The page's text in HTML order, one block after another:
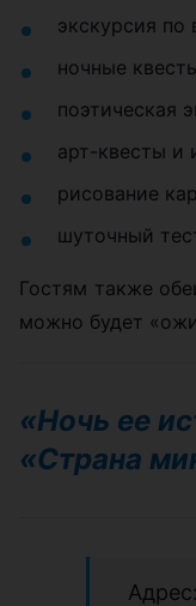
экскурсия по
ночные
поэтическая
арт-квесты и
рисование
шуточный
Гостям также
можно будет
«Ночь ее
«Страна